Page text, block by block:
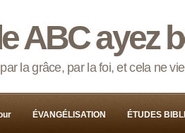
ABC ayez
la grâce, par la foi, et cela ne
ÉVANGÉLISATION ÉTUDES